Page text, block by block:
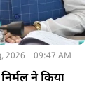
2026 09:47 AM
ने किया